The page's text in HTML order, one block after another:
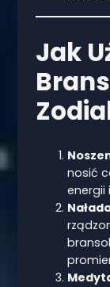
Jak
nosić
energii